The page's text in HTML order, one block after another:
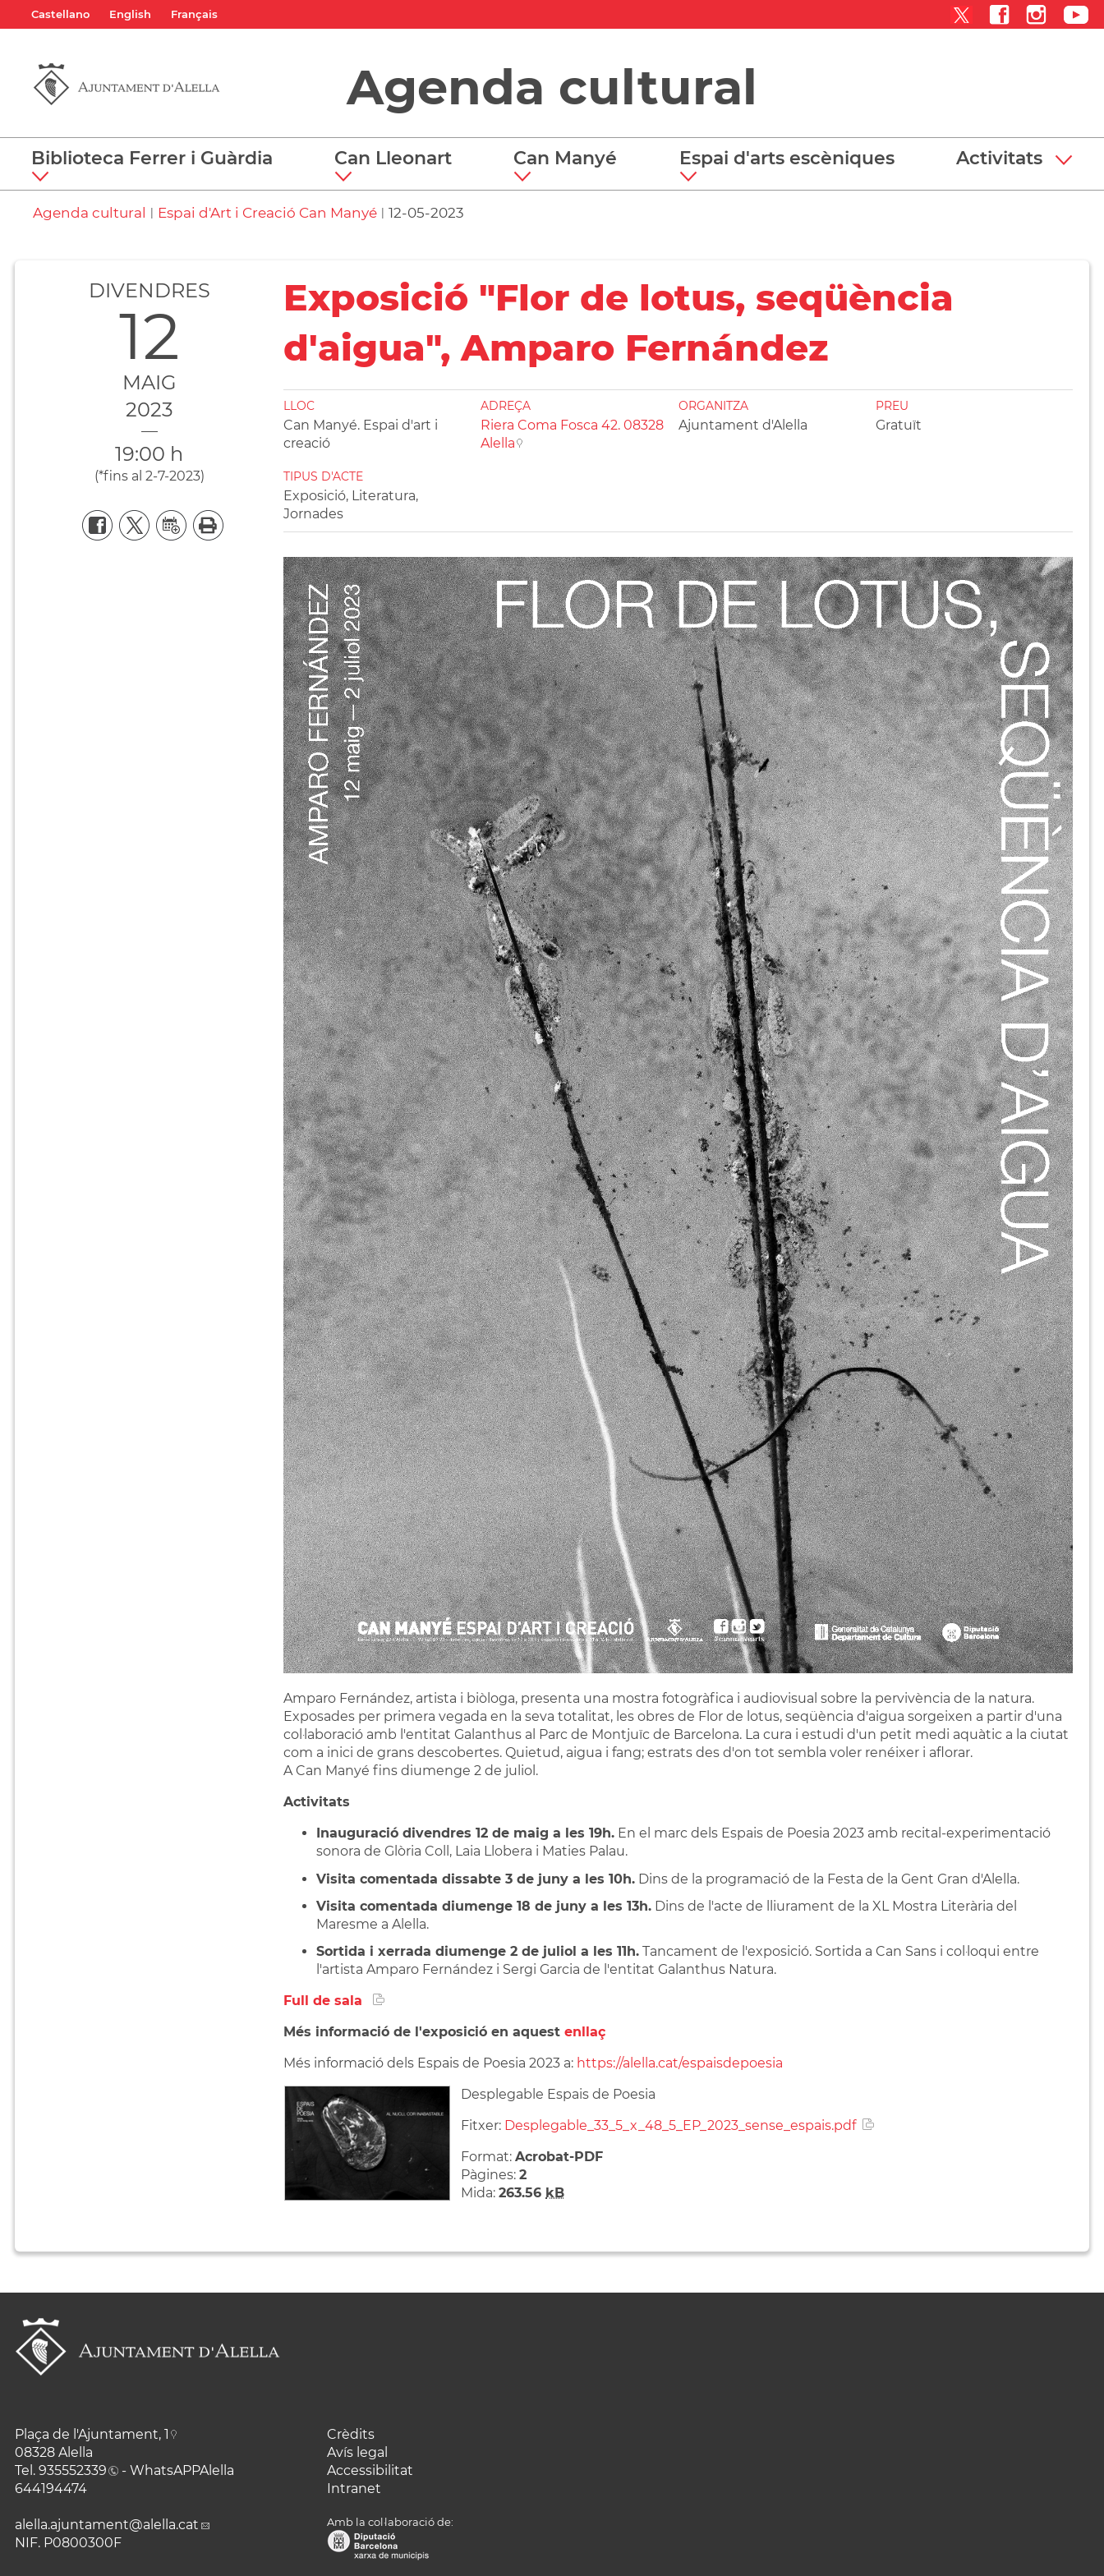
Castellano English Français
Agenda cultural
Biblioteca Ferrer i Guàrdia Can Lleonart Can Manyé Espai d'arts escèniques Activitats
Agenda cultural | Espai d'Art i Creació Can Manyé | 12-05-2023
DIVENDRES
12
MAIG
2023
19:00 h
(*fins al 2-7-2023)
Exposició "Flor de lotus, seqüència
d'aigua", Amparo Fernández
LLOC
Can Manyé. Espai d'art i
creació
ADREÇA
Riera Coma Fosca 42. 08328
Alella
ORGANITZA
Ajuntament d'Alella
PREU
Gratuït
TIPUS D'ACTE
Exposició, Literatura,
Jornades
Amparo Fernández, artista i biòloga, presenta una mostra fotogràfica i audiovisual sobre la pervivència de la natura.
Exposades per primera vegada en la seva totalitat, les obres de Flor de lotus, seqüència d'aigua sorgeixen a partir d'una
col·laboració amb l'entitat Galanthus al Parc de Montjuïc de Barcelona. La cura i estudi d'un petit medi aquàtic a la ciutat
com a inici de grans descobertes. Quietud, aigua i fang; estrats des d'on tot sembla voler renéixer i aflorar.
A Can Manyé fins diumenge 2 de juliol.
Activitats
Inauguració divendres 12 de maig a les 19h. En el marc dels Espais de Poesia 2023 amb recital-experimentació
sonora de Glòria Coll, Laia Llobera i Maties Palau.
Visita comentada dissabte 3 de juny a les 10h. Dins de la programació de la Festa de la Gent Gran d'Alella.
Visita comentada diumenge 18 de juny a les 13h. Dins de l'acte de lliurament de la XL Mostra Literària del
Maresme a Alella.
Sortida i xerrada diumenge 2 de juliol a les 11h. Tancament de l'exposició. Sortida a Can Sans i col·loqui entre
l'artista Amparo Fernández i Sergi Garcia de l'entitat Galanthus Natura.
Full de sala
Més informació de l'exposició en aquest enllaç
Més informació dels Espais de Poesia 2023 a: https://alella.cat/espaisdepoesia
Desplegable Espais de Poesia
Fitxer: Desplegable_33_5_x_48_5_EP_2023_sense_espais.pdf
Format: Acrobat-PDF
Pàgines: 2
Mida: 263.56 kB
Plaça de l'Ajuntament, 1
08328 Alella
Tel. 935552339
- WhatsAPPAlella
644194474
alella.ajuntament@alella.cat
NIF. P0800300F
Crèdits
Avís legal
Accessibilitat
Intranet
Amb la col·laboració de: